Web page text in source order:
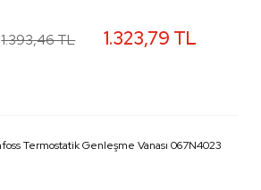
1.393,46 TL 1.323,79 TL